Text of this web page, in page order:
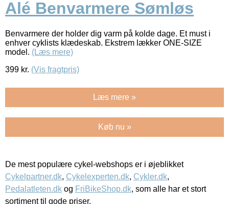
Alé Benvarmere Sømløs
Benvarmere der holder dig varm på kolde dage. Et must i
enhver cyklists klædeskab. Ekstrem lækker ONE-SIZE
model. (Læs mere)
399 kr. (Vis fragtpris)
Læs mere »
Køb nu »
De mest populære cykel-webshops er i øjeblikket
Cykelpartner.dk, Cykelexperten.dk, Cykler.dk,
Pedalatleten.dk og FriBikeShop.dk, som alle har et stort
sortiment til gode priser.